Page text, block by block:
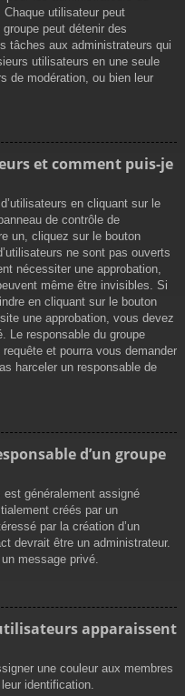
utilisateur peut
peut détenir des
tâches aux administrateurs qui
utilisateurs en une seule
de modération, ou bien leur
et comment puis-je
en cliquant sur le
de contrôle de
un, cliquez sur le bouton
ne sont pas ouverts
nécessiter une approbation,
même être invisibles. Si
en cliquant sur le bouton
une approbation, vous devez
Le responsable du groupe
et pourra vous demander
harceler un responsable de
d’un groupe
est généralement assigné
créés par un
par la création d’un
devrait être un administrateur.
message privé.
apparaissent
une couleur aux membres
identification.